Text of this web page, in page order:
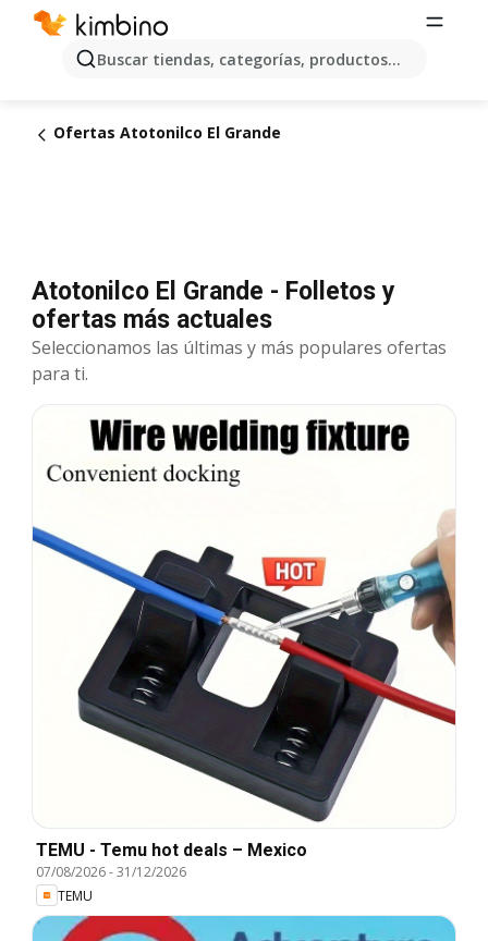
Buscar tiendas, categorías, productos...
Ofertas Atotonilco El Grande
Atotonilco El Grande - Folletos y
ofertas más actuales
Seleccionamos las últimas y más populares ofertas
para ti.
TEMU - Temu hot deals – Mexico
07/08/2026-31/12/2026
TEMU